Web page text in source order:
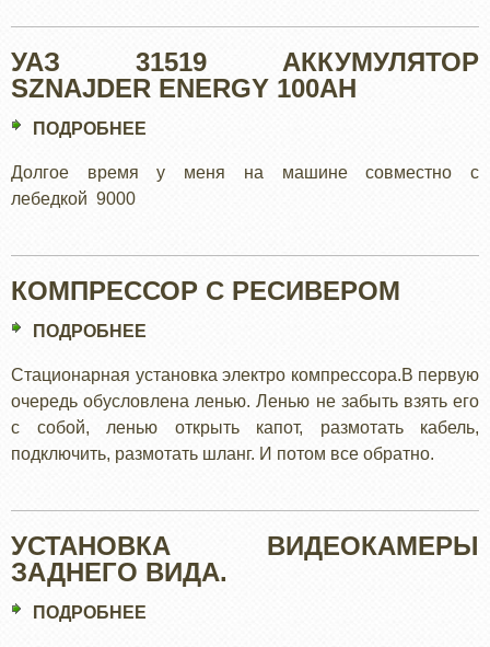
УАЗ 31519 АККУМУЛЯТОР
SZNAJDER ENERGY 100AH
ПОДРОБНЕЕ
31519
ENERGY
100AH
Долгое время у меня на машине совместно с
лебедкой 9000
КОМПРЕССОР С РЕСИВЕРОМ
ПОДРОБНЕЕ
С
РЕСИВЕРОМ
Стационарная установка электро компрессора.В первую
очередь обусловлена ленью. Ленью не забыть взять его
с собой, ленью открыть капот, размотать кабель,
подключить, размотать шланг. И потом все обратно.
УСТАНОВКА ВИДЕОКАМЕРЫ
ЗАДНЕГО ВИДА.
ПОДРОБНЕЕ